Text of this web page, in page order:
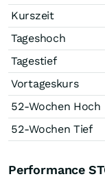
Kurszeit
Tageshoch
Tagestief
Vortageskurs
52-Wochen Hoch
52-Wochen Tief
Performance